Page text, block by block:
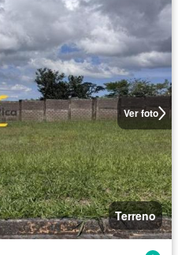
Ver foto
Terreno